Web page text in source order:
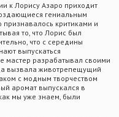
к Лорису Азаро приходит
гениальным
признавалось критиками и
то, что Лорис был
что с середины
выпускаться
мастер разрабатывал своими
вызвала животрепещущий
с модным творчеством
аромат выпускался в
мы уже знаем, были